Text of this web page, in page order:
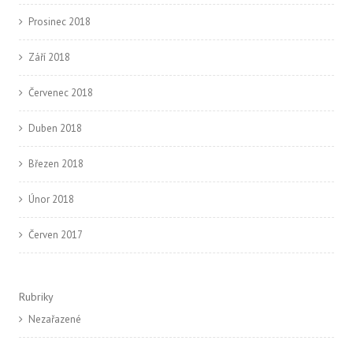
Prosinec 2018
Září 2018
Červenec 2018
Duben 2018
Březen 2018
Únor 2018
Červen 2017
Rubriky
Nezařazené